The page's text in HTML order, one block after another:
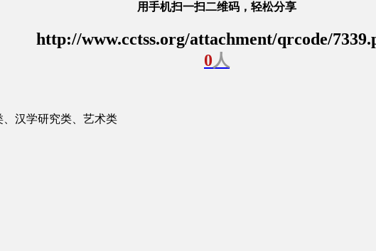
用手机扫一扫二维码，轻松分享
http://www.cctss.org/attachment/qrcode/
0人
、汉学研究类、艺术类